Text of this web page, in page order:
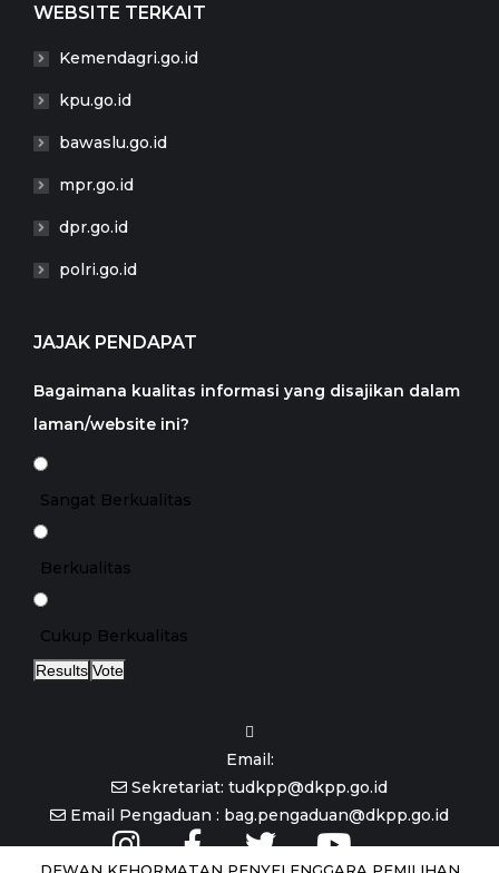
WEBSITE TERKAIT
Kemendagri.go.id
kpu.go.id
bawaslu.go.id
mpr.go.id
dpr.go.id
polri.go.id
JAJAK PENDAPAT
Bagaimana kualitas informasi yang disajikan dalam
laman/website ini?
Sangat Berkualitas
Berkualitas
Cukup Berkualitas
Results Vote
Email:
Sekretariat: tudkpp@dkpp.go.id
Email Pengaduan : bag.pengaduan@dkpp.go.id
DEWAN KEHORMATAN PENYELENGGARA PEMILIHAN